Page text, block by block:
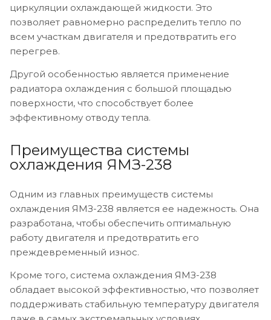
циркуляции охлаждающей жидкости. Это
позволяет равномерно распределить тепло по
всем участкам двигателя и предотвратить его
перегрев.
Другой особенностью является применение
радиатора охлаждения с большой площадью
поверхности, что способствует более
эффективному отводу тепла.
Преимущества системы
охлаждения ЯМЗ-238
Одним из главных преимуществ системы
охлаждения ЯМЗ-238 является ее надежность. Она
разработана, чтобы обеспечить оптимальную
работу двигателя и предотвратить его
преждевременный износ.
Кроме того, система охлаждения ЯМЗ-238
обладает высокой эффективностью, что позволяет
поддерживать стабильную температуру двигателя